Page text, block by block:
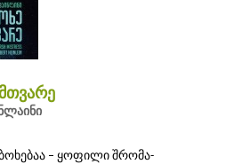
– ყოფილი შრომა-